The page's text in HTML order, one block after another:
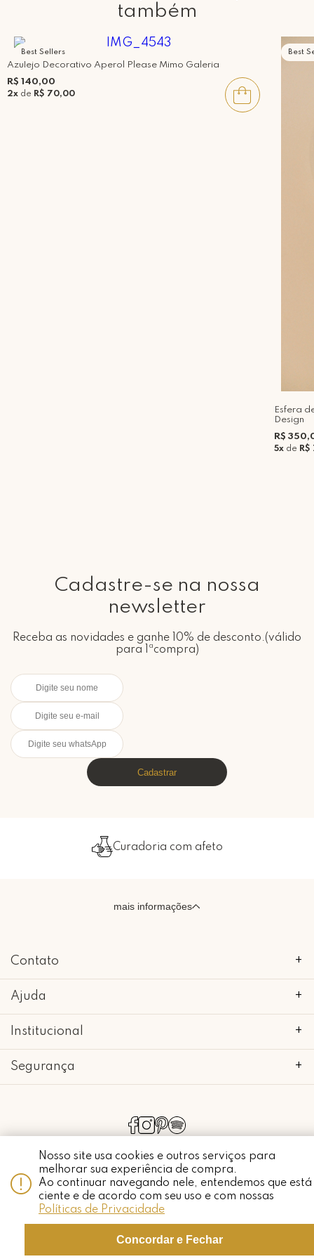
Nosso site usa cookies e outros serviços para
melhorar sua experiência de compra.
Ao continuar navegando nele, entendemos que está
ciente e de acordo com seu uso e com nossas
Políticas de Privacidade
Concordar e Fechar
também
Best Sellers
Azulejo Decorativo Aperol Please Mimo Galeria
R$ 140,00
2x de R$ 70,00
Best
Esfera
Design
R$
5xde
Cadastre-se na nossa
newsletter
Receba as novidades e ganhe 10% de desconto.(válido
para 1ªcompra)
Cadastrar
Curadoria com afeto
Whatsapp
mais informações
Contato +
Ajuda +
Institucional +
Segurança +
direitos reservados.